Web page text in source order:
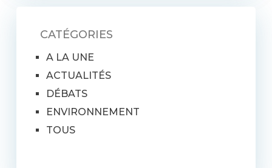
CATÉGORIES
A LA UNE
ACTUALITÉS
DÉBATS
ENVIRONNEMENT
TOUS